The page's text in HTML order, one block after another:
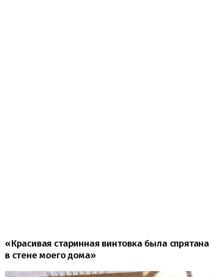
«Красивая старинная винтовка была спрятана
в стене моего дома»